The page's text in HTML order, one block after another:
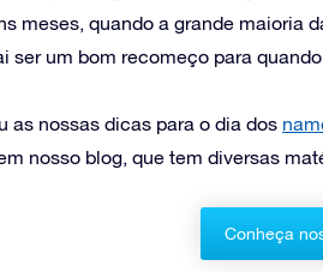
meses, quando a grande maioria
ser um bom recomeço para
as nossas dicas para o dia dos
nosso blog, que tem diversas
Conheça